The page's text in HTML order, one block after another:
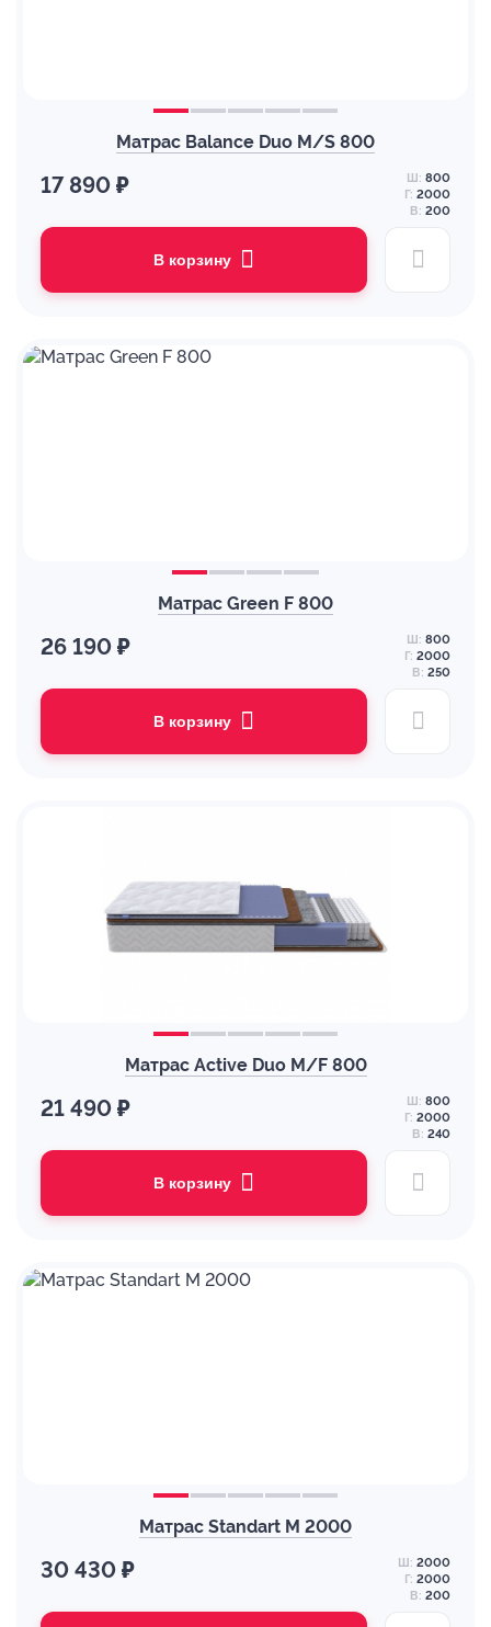
Матрас Balance Duo M/S 800
17 890 ₽ Ш: 800
Г: 2000
В: 200
В корзину
Матрас Green F 800
26 190 ₽ Ш: 800
Г: 2000
В: 250
В корзину
Матрас Active Duo M/F 800
21 490 ₽ Ш: 800
Г: 2000
В: 240
В корзину
Матрас Standart M 2000
30 430 ₽ Ш: 2000
Г: 2000
В: 200